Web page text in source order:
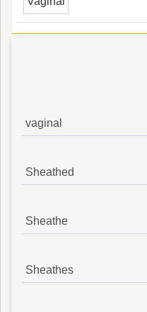
vaginal
Sheathed
Sheathe
Sheathes